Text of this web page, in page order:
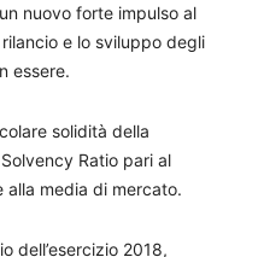
nuovo forte impulso al
e lo sviluppo degli
essere.
solidità della
Ratio pari al
alla media di mercato.
dell’esercizio 2018,